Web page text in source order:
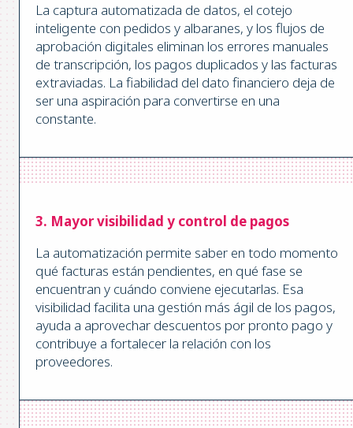
La captura automatizada de datos, el cotejo
inteligente con pedidos y albaranes, y los flujos de
aprobación digitales eliminan los errores manuales
de transcripción, los pagos duplicados y las facturas
extraviadas. La fiabilidad del dato financiero deja de
ser una aspiración para convertirse en una
constante.
3. Mayor visibilidad y control de pagos
La automatización permite saber en todo momento
qué facturas están pendientes, en qué fase se
encuentran y cuándo conviene ejecutarlas. Esa
visibilidad facilita una gestión más ágil de los pagos,
ayuda a aprovechar descuentos por pronto pago y
contribuye a fortalecer la relación con los
proveedores.